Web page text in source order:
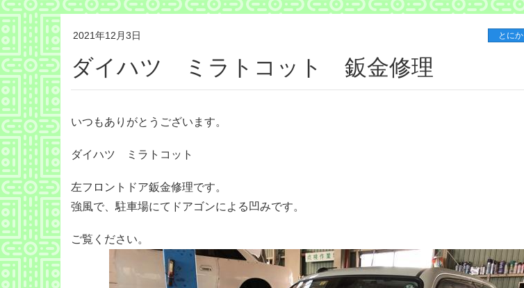
2021年12月3日 とに
ダイハツ ミラトコット 鈑金修理
いつもありがとうございます。
ダイハツ ミラトコット
左フロントドア鈑金修理です。
強風で、駐車場にてドアゴンによる凹みです。
ご覧ください。